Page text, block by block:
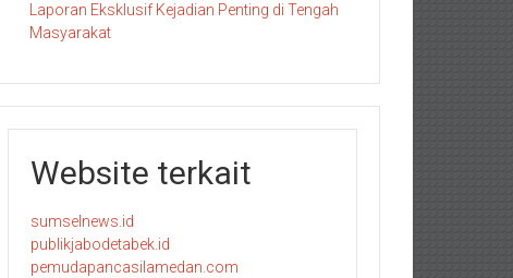
Laporan Eksklusif Kejadian Penting di Tengah
Masyarakat
Website terkait
sumselnews.id
publikjabodetabek.id
pemudapancasilamedan.com